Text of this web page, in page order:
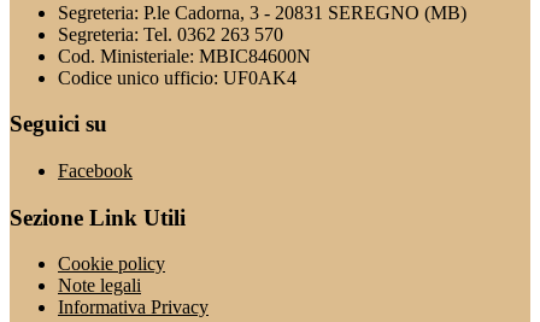
Segreteria: P.le Cadorna, 3 - 20831 SEREGNO (MB)
Segreteria: Tel. 0362 263 570
Cod. Ministeriale: MBIC84600N
Codice unico ufficio: UF0AK4
Seguici su
Facebook
Sezione Link Utili
Cookie policy
Note legali
Informativa Privacy